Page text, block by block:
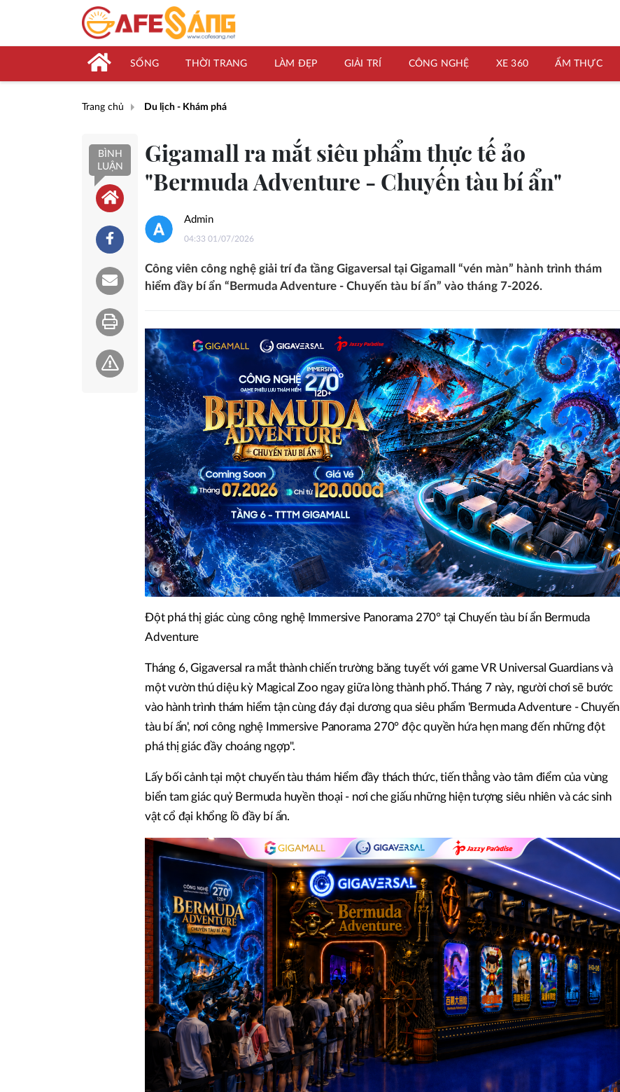
SỐNG THỜI TRANG LÀM ĐẸP GIẢI TRÍ CÔNG NGHỆ XE 360 ẨM THỰC
Trang chủ Du lịch - Khám phá
BÌNH
LUẬN
Gigamall ra mắt siêu phẩm thực tế ảo
"Bermuda Adventure - Chuyến tàu bí ẩn"
Admin
04:33 01/07/2026
Công viên công nghệ giải trí đa tầng Gigaversal tại Gigamall “vén màn” hành trình thám
hiểm đầy bí ẩn “Bermuda Adventure - Chuyến tàu bí ẩn” vào tháng 7-2026.
Đột phá thị giác cùng công nghệ Immersive Panorama 270° tại Chuyến tàu bí ẩn Bermuda
Adventure
Tháng 6, Gigaversal ra mắt thành chiến trường băng tuyết với game VR Universal Guardians và
một vườn thú diệu kỳ Magical Zoo ngay giữa lòng thành phố. Tháng 7 này, người chơi sẽ bước
vào hành trình thám hiểm tận cùng đáy đại dương qua siêu phẩm 'Bermuda Adventure - Chuyến
tàu bí ẩn', nơi công nghệ Immersive Panorama 270° độc quyền hứa hẹn mang đến những đột
phá thị giác đầy choáng ngợp".
Lấy bối cảnh tại một chuyến tàu thám hiểm đầy thách thức, tiến thẳng vào tâm điểm của vùng
biển tam giác quỷ Bermuda huyền thoại - nơi che giấu những hiện tượng siêu nhiên và các sinh
vật cổ đại khổng lồ đầy bí ẩn.